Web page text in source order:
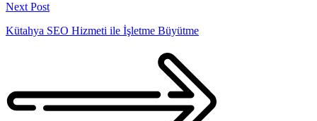
Next Post
Kütahya SEO Hizmeti ile İşletme Büyütme